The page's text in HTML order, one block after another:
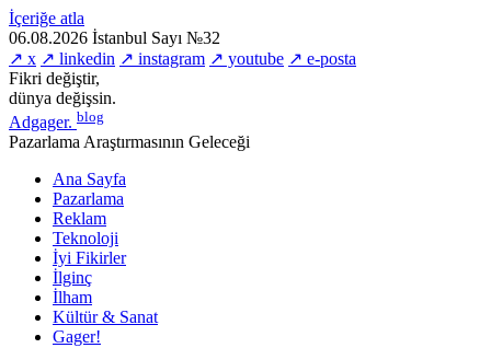
İçeriğe atla
06.08.2026 İstanbul Sayı №32
↗ x ↗ linkedin ↗ instagram ↗ youtube ↗ e-posta
Fikri değiştir,
dünya değişsin.
Adgager. blog
Pazarlama Araştırmasının Geleceği
Ana Sayfa
Pazarlama
Reklam
Teknoloji
İyi Fikirler
İlginç
İlham
Kültür & Sanat
Gager!